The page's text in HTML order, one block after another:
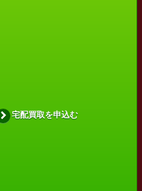
プ
宅配買取を申込む